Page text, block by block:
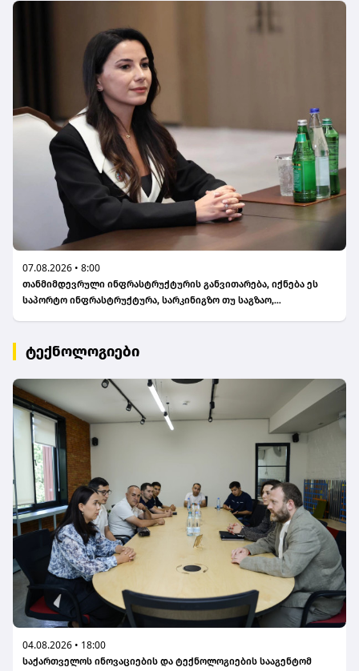
07.08.2026 • 8:00
თანმიმდევრული ინფრასტრუქტურის განვითარება, იქნება ეს
საპორტო ინფრასტრუქტურა, სარკინიგზო თუ საგზაო,
ქვრივიშვილი
ტექნოლოგიები
04.08.2026 • 18:00
საქართველოს ინოვაციების და ტექნოლოგიების სააგენტომ